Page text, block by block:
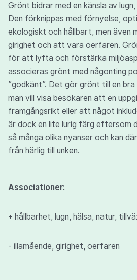
Grönt bidrar med en känsla av
Den förknippas med förnyelse,
ekologiskt och hållbart, men även
girighet och att vara oerfaren.
för att lyfta och förstärka
associeras grönt med någonting
”godkänt”. Det gör grönt till en
man vill visa besökaren att en
framgångsrikt eller att något
är dock en lite lurig färg eftersom
så många olika nyanser och kan
från härlig till unken.
Associationer:
+ hållbarhet, lugn, hälsa, natur,
- illamående, girighet, oerfaren